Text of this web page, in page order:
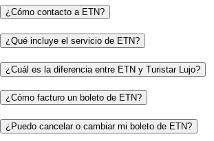
¿Cómo contacto a ETN?
¿Qué incluye el servicio de ETN?
¿Cuál es la diferencia entre ETN y Turistar Lujo?
¿Cómo facturo un boleto de ETN?
¿Puedo cancelar o cambiar mi boleto de ETN?